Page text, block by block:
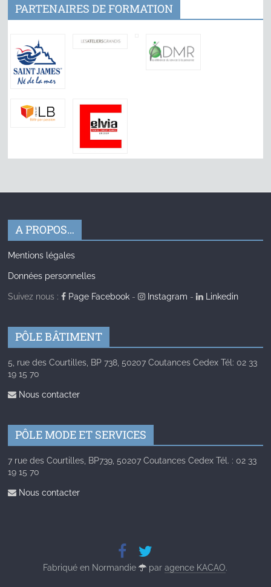
PARTENAIRES DE FORMATION
A PROPOS…
Mentions légales
Données personnelles
Suivez nous : Page Facebook - Instagram - Linkedin
PÔLE BÂTIMENT
5, rue des Courtilles, BP 738, 50207 Coutances Cedex Tél: 02 33
19 15 70
Nous contacter
PÔLE MODE ET SERVICES
7 rue des Courtilles, BP739, 50207 Coutances Cedex Tél. : 02 33
19 15 70
Nous contacter
Fabriqué en Normandie paragence KACAO.